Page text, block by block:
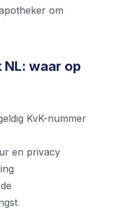
om
waar op
KvK-nummer
en privacy